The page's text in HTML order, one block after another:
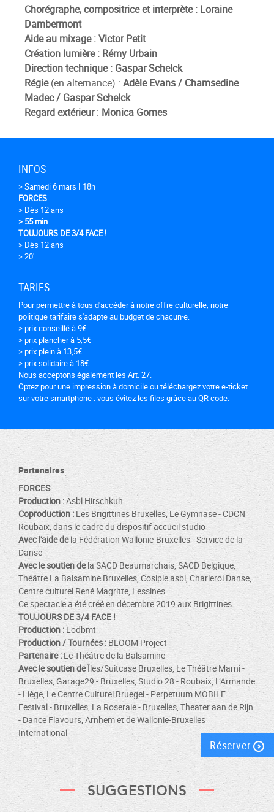
Chorégraphe, compositrice et interprète : Loraine
Dambermont
Aide au mixage :Victor Petit
Création lumière : Rémy Urbain
Direction technique : Gaspar Schelck
Régie(en alternance) : Adèle Evans / Chamsedine
Madec / Gaspar Schelck
Regardextérieur: Monica Gomes
INFOS
> Samedi 6 mars I 18h
FORCES
> Dès 12 ans
> 55 min
TOUJOURS DE 3/4 FACE !
> Dès 12 ans
> 20'
TARIFS
Pour permettre à tous d'accéder à notre offre culturelle, notre
politique tarifaire s'adapte au budget de chacun·e.
> prix conseillé à 9€
> prix plancher à 5,5€
> prix plein à 13,5€
> prix solidaire à 18€
Nous acceptons également les Art. 27.
Optez pour une impression à domicile ou téléchargez votre e-ticket
sur votre smartphone : vous évitez les files grâce au QR code.
Partenaires
FORCES
Production :Asbl Hirschkuh
Coproduction : Les Brigittines Bruxelles, Le Gymnase - CDCN
Roubaix, dans le cadre du dispositif accueil studio
Avec l'aide dela Fédération Wallonie-Bruxelles - Service de la
Danse
Avec le soutien dela SACD Beaumarchais, SACD Belgique,
Théâtre La Balsamine Bruxelles, Cosipie asbl, Charleroi Danse,
Centre culturel René Magritte, Lessines
Ce spectacle a été créé en décembre 2019 aux Brigittines.
TOUJOURS DE 3/4 FACE !
Production :Lodbmt
Production / Tournées : BLOOM Project
Partenaire :Le Théâtre de la Balsamine
Avec le soutien deÎles/Suitcase Bruxelles, Le Théâtre Marni -
Bruxelles, Garage29 - Bruxelles, Studio 28 - Roubaix, L’Armande
- Liège, Le Centre Culturel Bruegel - Perpetuum MOBILE
Festival - Bruxelles, La Roseraie - Bruxelles, Theater aan de Rijn
- Dance Flavours, Arnhem et de Wallonie-Bruxelles
International
Réserver
Suggestions